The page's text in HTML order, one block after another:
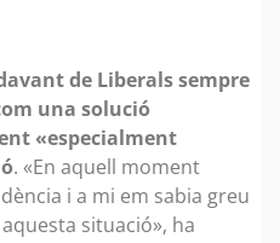
de Liberals sempre
una solució
«especialment
. «En aquell moment
i a mi em sabia greu
situació», ha